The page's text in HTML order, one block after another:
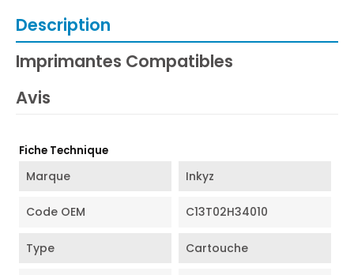
Description
Imprimantes Compatibles
Avis
Fiche Technique
Marque Inkyz
Code OEM C13T02H34010
Type Cartouche